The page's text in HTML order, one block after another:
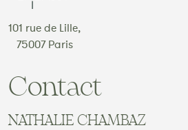
101 rue de Lille,
75007 Paris
Contact
NATHALIE CHAMBAZ